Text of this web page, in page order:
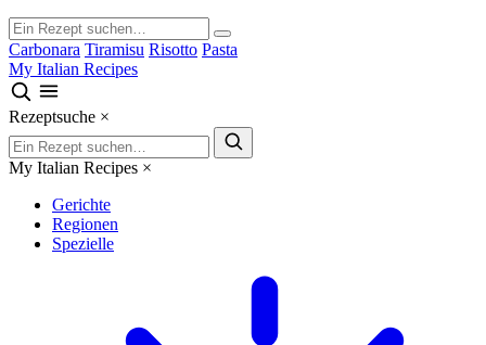
Carbonara Tiramisu Risotto Pasta
My Italian Recipes
Rezeptsuche ×
My Italian Recipes ×
Gerichte
Regionen
Spezielle